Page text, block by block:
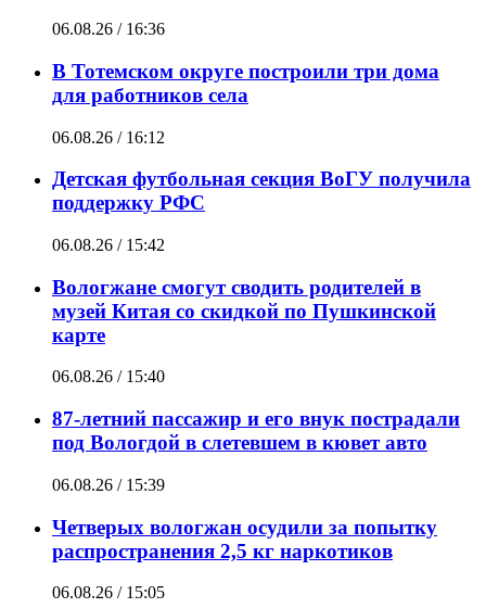
06.08.26 / 16:36
В Тотемском округе построили три дома
для работников села
06.08.26 / 16:12
Детская футбольная секция ВоГУ получила
поддержку РФС
06.08.26 / 15:42
Вологжане смогут сводить родителей в
музей Китая со скидкой по Пушкинской
карте
06.08.26 / 15:40
87-летний пассажир и его внук пострадали
под Вологдой в слетевшем в кювет авто
06.08.26 / 15:39
Четверых вологжан осудили за попытку
распространения 2,5 кг наркотиков
06.08.26 / 15:05